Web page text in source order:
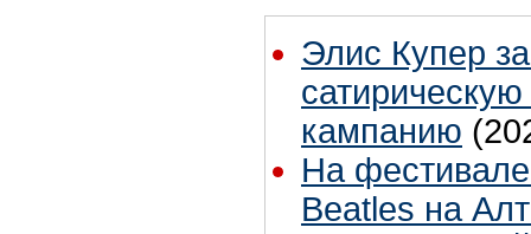
Элис Купер
кампанию
На
Beatles на